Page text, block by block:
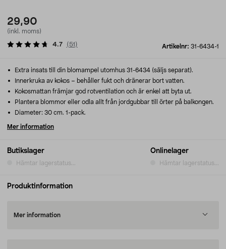
29,90
(inkl. moms)
Artikelnr: 31-6434-1
4.7 ( 51 )
Butikslager
Hämtar lagerstatus...
Onlinelager
Hämtar lagerstatus...
Extra insats till din blomampel utomhus 31-6434 (säljs separat).
Innerkruka av kokos – behåller fukt och dränerar bort vatten.
Kokosmattan främjar god rotventilation och är enkel att byta ut.
Plantera blommor eller odla allt från jordgubbar till örter på balkongen.
Diameter: 30 cm. 1-pack.
Mer information
Produktinformation
Mer information